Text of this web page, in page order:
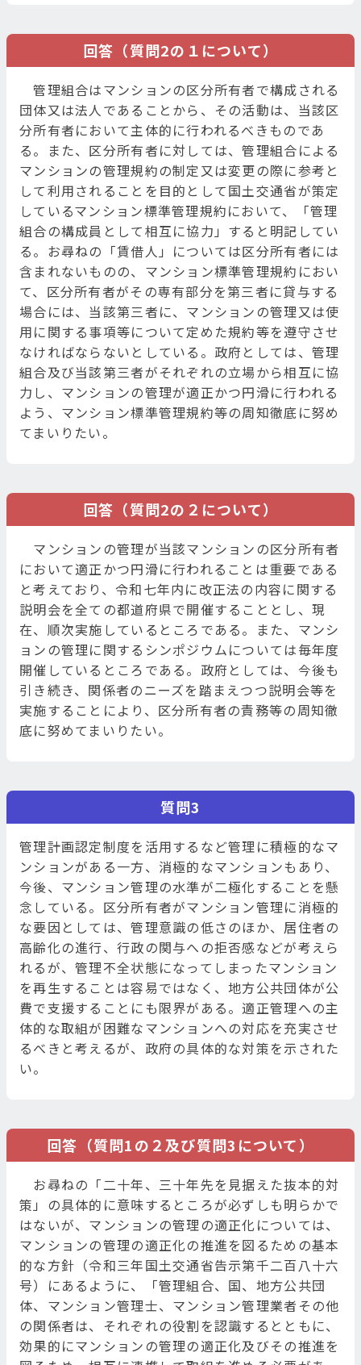
回答（質問2の１について）
管理組合はマンションの区分所有者で構成される
団体又は法人であることから、その活動は、当該区
分所有者において主体的に行われるべきものであ
る。また、区分所有者に対しては、管理組合による
マンションの管理規約の制定又は変更の際に参考と
して利用されることを目的として国土交通省が策定
しているマンション標準管理規約において、「管理
組合の構成員として相互に協力」すると明記してい
る。お尋ねの「賃借人」については区分所有者には
含まれないものの、マンション標準管理規約におい
て、区分所有者がその専有部分を第三者に貸与する
場合には、当該第三者に、マンションの管理又は使
用に関する事項等について定めた規約等を遵守させ
なければならないとしている。政府としては、管理
組合及び当該第三者がそれぞれの立場から相互に協
力し、マンションの管理が適正かつ円滑に行われる
よう、マンション標準管理規約等の周知徹底に努め
てまいりたい。
回答（質問2の２について）
マンションの管理が当該マンションの区分所有者
において適正かつ円滑に行われることは重要である
と考えており、令和七年内に改正法の内容に関する
説明会を全ての都道府県で開催することとし、現
在、順次実施しているところである。また、マンシ
ョンの管理に関するシンポジウムについては毎年度
開催しているところである。政府としては、今後も
引き続き、関係者のニーズを踏まえつつ説明会等を
実施することにより、区分所有者の責務等の周知徹
底に努めてまいりたい。
質問3
管理計画認定制度を活用するなど管理に積極的なマ
ンションがある一方、消極的なマンションもあり、
今後、マンション管理の水準が二極化することを懸
念している。区分所有者がマンション管理に消極的
な要因としては、管理意識の低さのほか、居住者の
高齢化の進行、行政の関与への拒否感などが考えら
れるが、管理不全状態になってしまったマンション
を再生することは容易ではなく、地方公共団体が公
費で支援することにも限界がある。適正管理への主
体的な取組が困難なマンションへの対応を充実させ
るべきと考えるが、政府の具体的な対策を示された
い。
回答（質問1の２及び質問3について）
お尋ねの「二十年、三十年先を見据えた抜本的対
策」の具体的に意味するところが必ずしも明らかで
はないが、マンションの管理の適正化については、
マンションの管理の適正化の推進を図るための基本
的な方針（令和三年国土交通省告示第千二百八十六
号）にあるように、「管理組合、国、地方公共団
体、マンション管理士、マンション管理業者その他
の関係者は、それぞれの役割を認識するとともに、
効果的にマンションの管理の適正化及びその推進を